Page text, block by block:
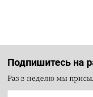
Подпишитесь на
Раз в неделю мы